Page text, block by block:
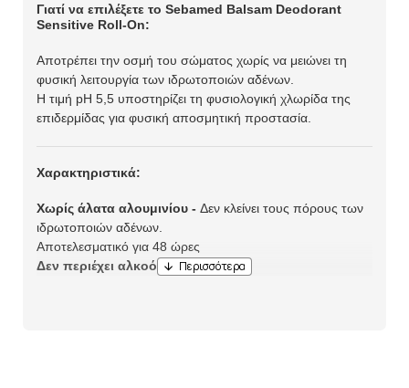
Γιατί να επιλέξετε το Sebamed Balsam Deodorant
Sensitive Roll-On:
Αποτρέπει την οσμή του σώματος χωρίς να μειώνει τη
φυσική λειτουργία των ιδρωτοποιών αδένων.
Η τιμή pH 5,5 υποστηρίζει τη φυσιολογική χλωρίδα της
επιδερμίδας για φυσική αποσμητική προστασία.
Χαρακτηριστικά:
Χωρίς άλατα αλουμινίου - Δεν κλείνει τους πόρους των
ιδρωτοποιών αδένων.
Αποτελεσματικό για 48 ώρες
Δεν περιέχει αλκοόλη.